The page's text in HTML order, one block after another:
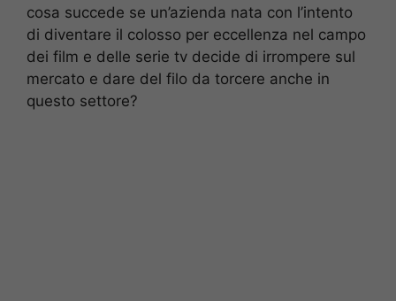
cosa succede se un’azienda nata con l’intento
di diventare il colosso per eccellenza nel campo
dei film e delle serie tv decide di irrompere sul
mercato e dare del filo da torcere anche in
questo settore?